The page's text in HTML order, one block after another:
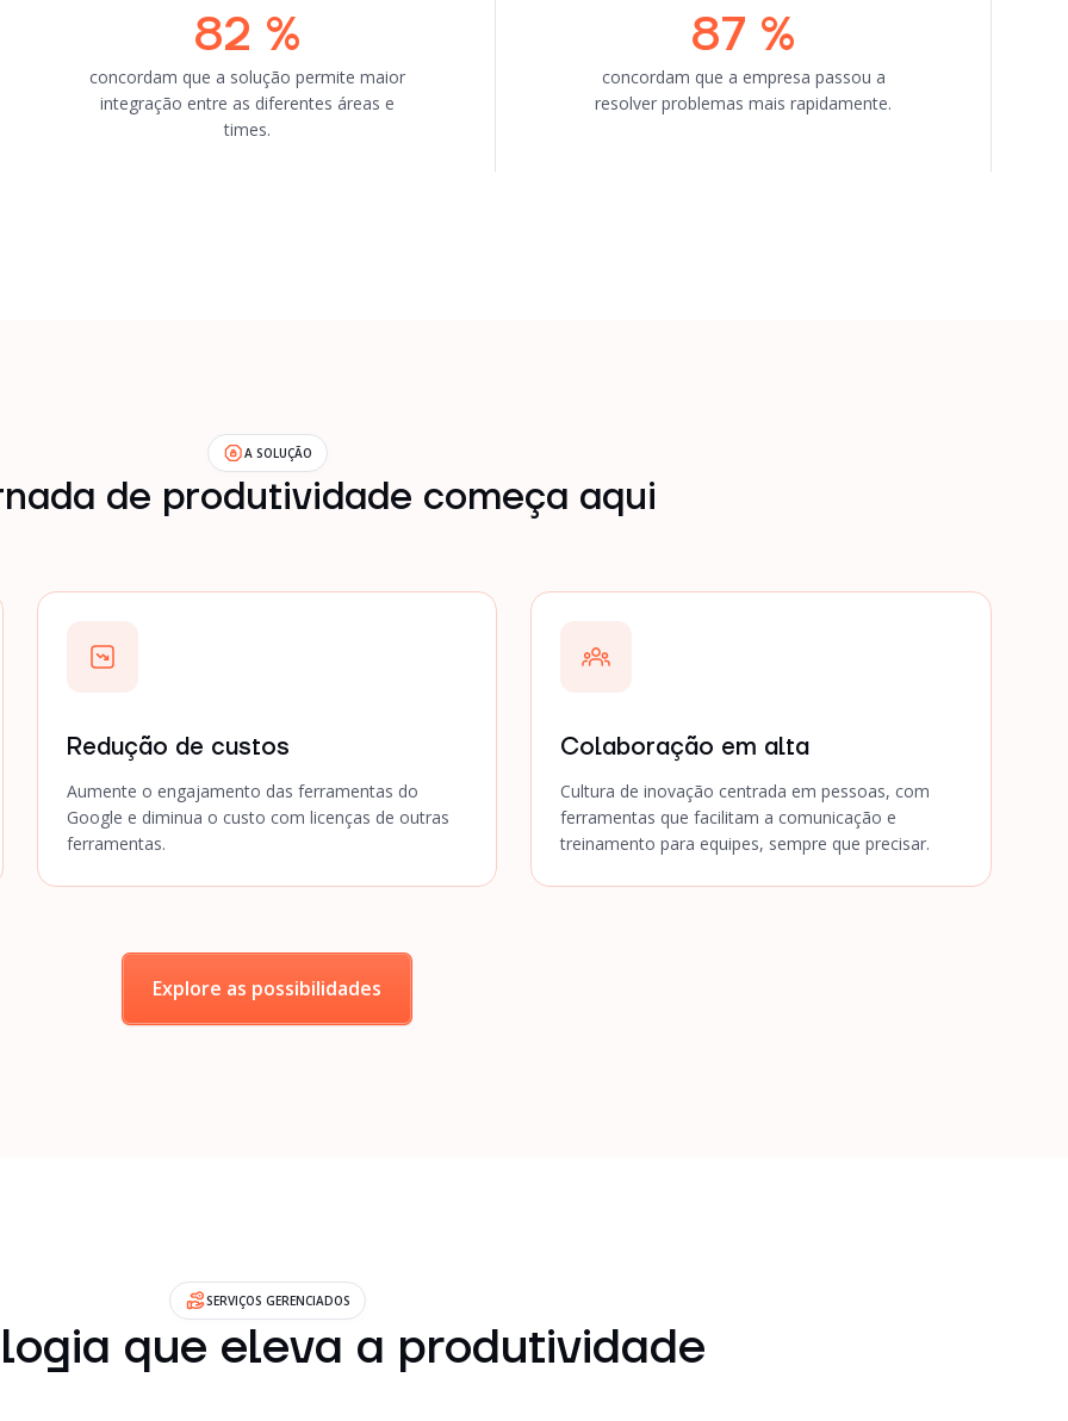
82 %
concordam que a solução permite maior
integração entre as diferentes áreas e
times.
87 %
concordam que a empresa passou a
resolver problemas mais rapidamente.
A SOLUÇÃO
de produtividade começa aqui
Redução de custos
Aumente o engajamento das ferramentas do
Google e diminua o custo com licenças de outras
ferramentas.
Colaboração em alta
Cultura de inovação centrada em pessoas, com
ferramentas que facilitam a comunicação e
treinamento para equipes, sempre que precisar.
Explore as possibilidades
SERVIÇOS GERENCIADOS
que eleva a produtividade